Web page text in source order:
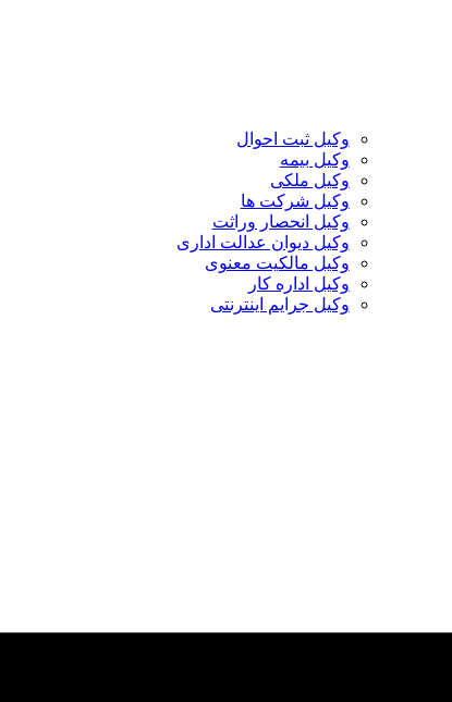
وکیل ثبت احوال
وکیل بیمه
وکیل ملکی
وکیل شرکت ها
وکیل انحصار وراثت
وکیل دیوان عدالت اداری
وکیل مالکیت معنوی
وکیل اداره کار
وکیل جرایم اینترنتی